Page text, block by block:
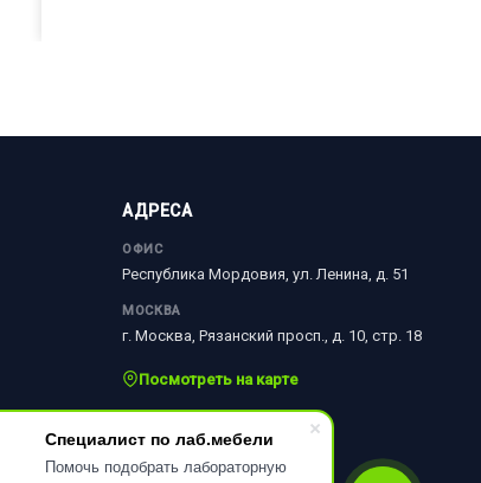
Специалист по лаб.мебели
Помочь подобрать лабораторную
АДРЕСА
ОФИС
Республика Мордовия, ул. Ленина, д. 51
МОСКВА
г. Москва, Рязанский просп., д. 10, стр. 18
Посмотреть на карте